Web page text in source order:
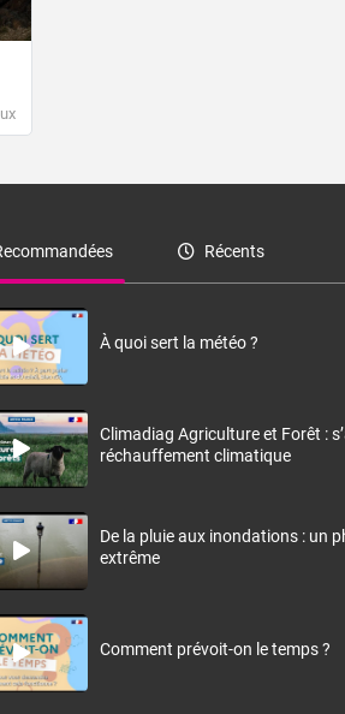
Récents
À quoi sert la météo ?
Climadiag Agriculture et Forêt :
réchauffement climatique
De la pluie aux inondations : un
extrême
Comment prévoit-on le temps ?